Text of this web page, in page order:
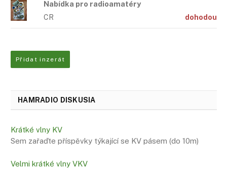
Nabídka pro radioamatéry
CR dohodou
Přidat inzerát
HAMRADIO DISKUSIA
Krátké vlny KV
Sem zařaďte příspěvky týkající se KV pásem (do 10m)
Velmi krátké vlny VKV